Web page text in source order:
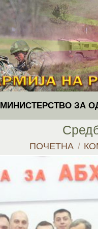
МИНИСТЕРСТВО ЗА
You are here:
ПОЧЕТНА